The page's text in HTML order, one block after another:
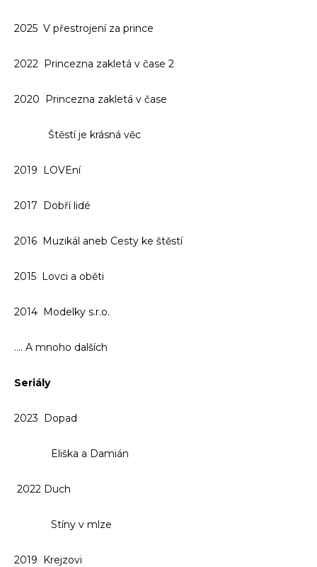
2025 V přestrojení za prince
2022 Princezna zakletá v čase 2
2020 Princezna zakletá v čase
Štěstí je krásná věc
2019 LOVEní
2017 Dobří lidé
2016 Muzikál aneb Cesty ke štěstí
2015 Lovci a oběti
2014 Modelky s.r.o.
…. A mnoho dalších
Seriály
2023 Dopad
Eliška a Damián
2022 Duch
Stíny v mlze
2019 Krejzovi